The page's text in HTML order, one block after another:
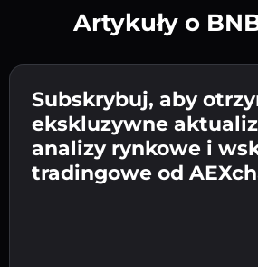
Wpisz adres swojego portfela
kryptowalutowego 👉 przejdź
kroku.
Potwierdź swoją tożsamość
ostatniego kroku.
Wyślij depozyt 👉 odbierz
walutę fiat w swoim portfelu.
Artykuły o
Subskrybuj, aby
ekskluzywne
analizy rynkowe i
tradingowe od